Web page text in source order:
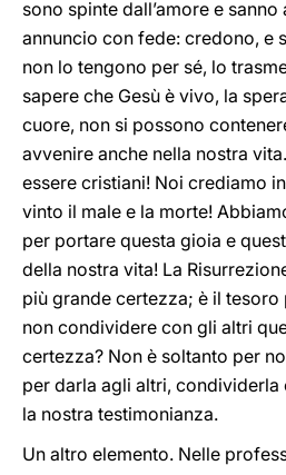
sono spinte dall’amore e
annuncio con fede: credono, e
non lo tengono per sé, lo
sapere che Gesù è vivo, la
cuore, non si possono
avvenire anche nella nostra
essere cristiani! Noi crediamo
vinto il male e la morte!
per portare questa gioia e
della nostra vita! La
più grande certezza; è il
non condividere con gli altri
certezza? Non è soltanto per
per darla agli altri,
la nostra testimonianza.
Un altro elemento. Nelle